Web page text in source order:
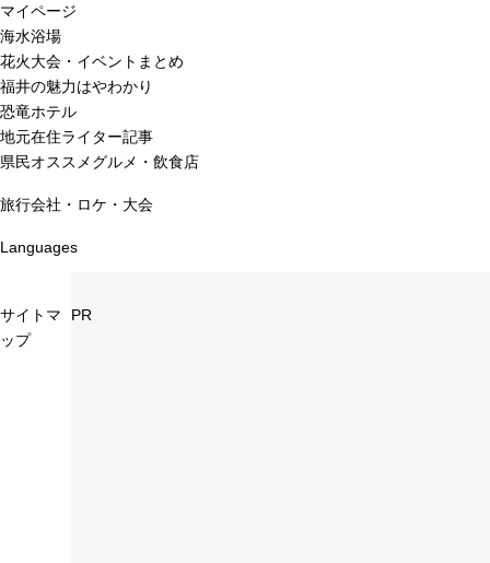
マイページ
海水浴場
花火大会・イベントまとめ
福井の魅力はやわかり
恐竜ホテル
地元在住ライター記事
県民オススメグルメ・飲食店
旅行会社・ロケ・大会
Languages
サイトマ
ップ
PR